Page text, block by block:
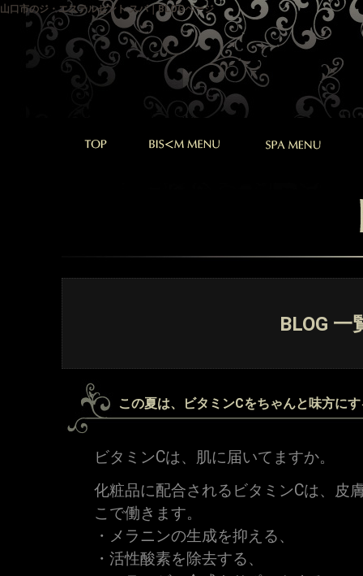
山口市のジ・エステルセント スパ｜BLOGページ
BLOG 一
この夏は、ビタミンCをちゃんと味方に
ビタミンCは、肌に届いてますか。
化粧品に配合されるビタミンCは、皮
こで働きます。
・メラニンの生成を抑える、
・活性酸素を除去する、